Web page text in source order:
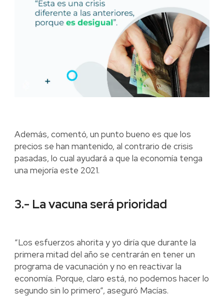
Además, comentó, un punto bueno es que los
precios se han mantenido, al contrario de crisis
pasadas, lo cual ayudará a que la economía tenga
una mejoría este 2021.
3.- La vacuna será prioridad
“Los esfuerzos ahorita y yo diría que durante la
primera mitad del año se centrarán en tener un
programa de vacunación y no en reactivar la
economía. Porque, claro está, no podemos hacer lo
segundo sin lo primero”, aseguró Macías.